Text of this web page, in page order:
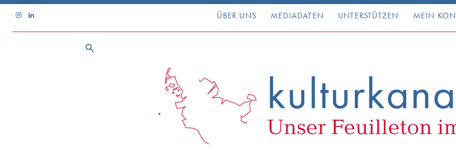
ÜBER UNS MEDIADATEN UNTERSTÜTZEN MEIN